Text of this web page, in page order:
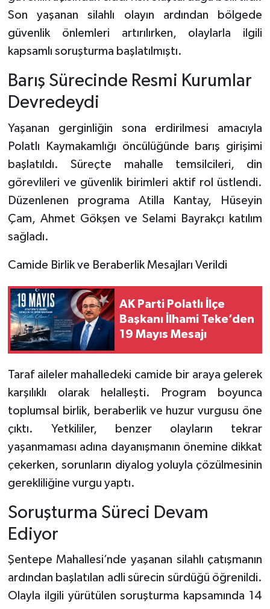
Son yaşanan silahlı olayın ardından bölgede
güvenlik önlemleri artırılırken, olaylarla ilgili
kapsamlı soruşturma başlatılmıştı.
Barış Sürecinde Resmi Kurumlar
Devredeydi
Yaşanan gerginliğin sona erdirilmesi amacıyla
Polatlı Kaymakamlığı öncülüğünde barış girişimi
başlatıldı. Süreçte mahalle temsilcileri, din
görevlileri ve güvenlik birimleri aktif rol üstlendi.
Düzenlenen programa Atilla Kantay, Hüseyin
Çam, Ahmet Gökşen ve Selami Bayrakçı katılım
sağladı.
Camide Birlik ve Beraberlik Mesajları Verildi
AK Parti Polatlı İlçe
Başkanı İlhami Teke’den
19 Mayıs Mesajı
Taraf aileler mahalledeki camide bir araya gelerek
karşılıklı olarak helalleşti. Program boyunca
toplumsal birlik, beraberlik ve huzur vurgusu öne
çıktı. Yetkililer, benzer olayların tekrar
yaşanmaması adına dayanışmanın önemine dikkat
çekerken, sorunların diyalog yoluyla çözülmesinin
gerekliliğine vurgu yaptı.
Soruşturma Süreci Devam
Ediyor
Şentepe Mahallesi’nde yaşanan silahlı çatışmanın
ardından başlatılan adli sürecin sürdüğü öğrenildi.
Olayla ilgili yürütülen soruşturma kapsamında 14